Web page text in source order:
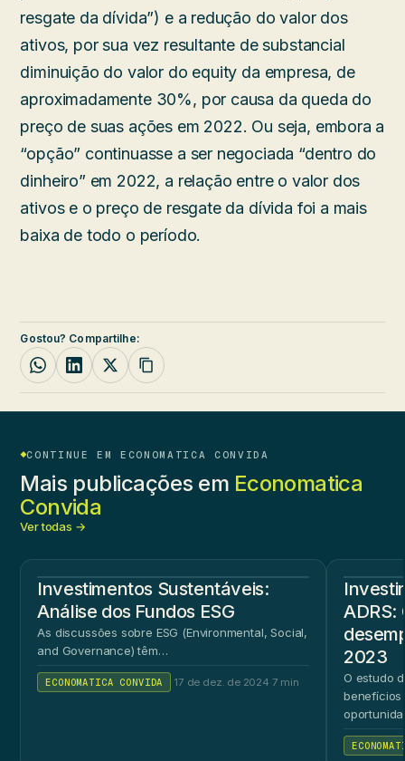
resgate da dívida”) e a redução do valor dos
ativos, por sua vez resultante de substancial
diminuição do valor do equity da empresa, de
aproximadamente 30%, por causa da queda do
preço de suas ações em 2022. Ou seja, embora a
“opção” continuasse a ser negociada “dentro do
dinheiro” em 2022, a relação entre o valor dos
ativos e o preço de resgate da dívida foi a mais
baixa de todo o período.
Gostou? Compartilhe:
CONTINUE EM ECONOMATICA CONVIDA
Mais publicações em Economatica
Convida
Ver todas →
Investimentos Sustentáveis:
Análise dos Fundos ESG
As discussões sobre ESG (Environmental, Social,
and Governance) têm…
ECONOMATICA CONVIDA 17 de dez. de 2024 7 min
ADRS:
2023
O estudo
benefícios